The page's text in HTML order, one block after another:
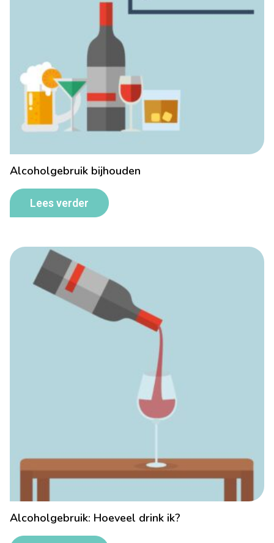
Alcoholgebruik bijhouden
Lees verder
Alcoholgebruik: Hoeveel drink ik?